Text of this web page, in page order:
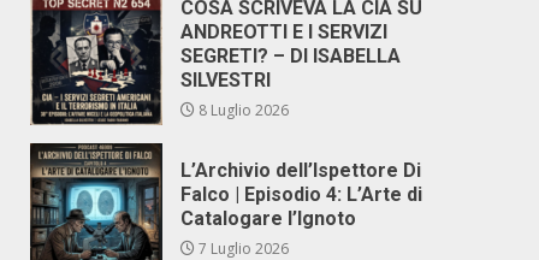
COSA SCRIVEVA LA CIA SU
ANDREOTTI E I SERVIZI
SEGRETI? – DI ISABELLA
SILVESTRI
8 Luglio 2026
L’Archivio dell’Ispettore Di
Falco | Episodio 4: L’Arte di
Catalogare l’Ignoto
7 Luglio 2026